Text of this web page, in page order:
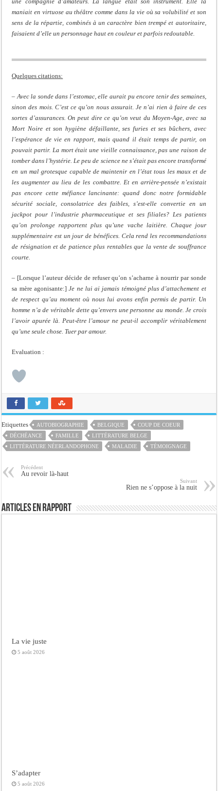
maniait en virtuose au théâtre comme dans la vie où sa volubilité et son
sens de la répartie, combinés à un caractère bien trempé et autoritaire,
faisaient d’elle un personnage haut en couleur et parfois redoutable.
Quelques citations:
–Avec la sonde dans l’estomac, elle aurait pu encore tenir des semaines,
sinon des mois. C’est ce qu’on nous assurait. Je n’ai rien à faire de ces
sortes d’assurances. On peut dire ce qu’on veut du Moyen-Age, avec sa
Mort Noire et son hygiène défaillante, ses furies et ses bûchers, avec
l’espérance de vie en rapport, mais quand il était temps de partir, on
pouvait partir. La mort était une vieille connaissance, pas une raison de
tomber dans l’hystérie. Le peu de science ne s’était pas encore transformé
en un mal grotesque capable de maintenir en l’état tous les maux et de
les augmenter au lieu de les combattre. Et en arrière-pensée n’existait
pas encore cette méfiance lancinante: quand donc notre formidable
sécurité sociale, consolatrice des faibles, s’est-elle convertie en un
jackpot pour l’industrie pharmaceutique et ses filiales? Les patients
qu’on prolonge rapportent plus qu’une vache laitière. Chaque jour
supplémentaire est un jour de bénéfices. Cela rend les recommandations
de résignation et de patience plus rentables que la vente de souffrance
courte.
– [Lorsque l’auteur décide de refuser qu’on s’acharne à nourrir par sonde
sa mère agonisante:]Je ne lui ai jamais témoigné plus d’attachement et
de respect qu’au moment où nous lui avons enfin permis de partir. Un
homme n’a de véritable dette qu’envers une personne au monde. Je crois
l’avoir apurée là. Peut-être l’amour ne peut-il accomplir véritablement
qu’une seule chose. Tuer par amour.
Evaluation :
Etiquettes AUTOBIOGRAPHIE BELGIQUE
COUP DE COEUR
DÉCHÉANCE
FAMILLE
LITTÉRATURE BELGE
LITTÉRATURE NÉERLANDOPHONE
MALADIE TÉMOIGNAGE
Précédent
Au revoir là-haut
Suivant
Rien ne s’oppose à la nuit
Articles en rapport
La vie juste
5 août 2026
S’adapter
5 août 2026